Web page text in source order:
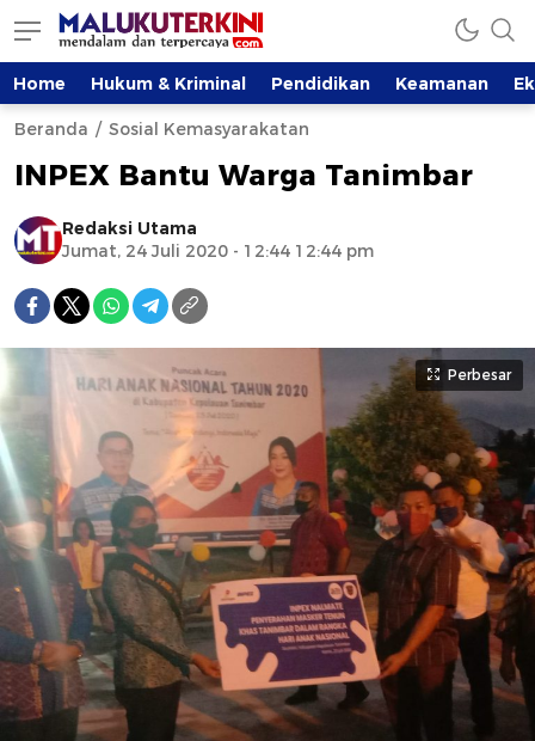
Home Hukum & Kriminal Pendidikan Keamanan
Beranda Sosial Kemasyarakatan
INPEX Bantu Warga Tanimbar
Redaksi Utama
Jumat, 24 Juli 2020 - 12:44 12:44 pm
Perbesar